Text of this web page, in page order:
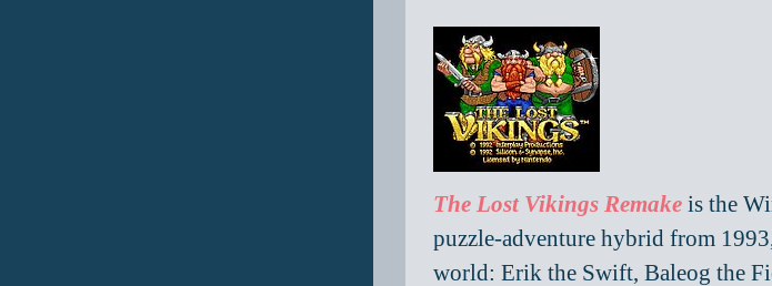
The Lost Vikings Remake is the
puzzle-adventure hybrid from
world: Erik the Swift, Baleog the